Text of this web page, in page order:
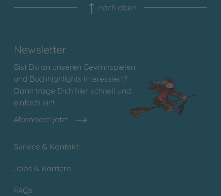
nach oben
Newsletter
Bist Du an unseren Gewinnspielen
und Buchhighlights interessiert?
Dann trage Dich hier schnell und
einfach ein!
Abonniere jetzt
Service & Kontakt
Jobs & Karriere
FAQs